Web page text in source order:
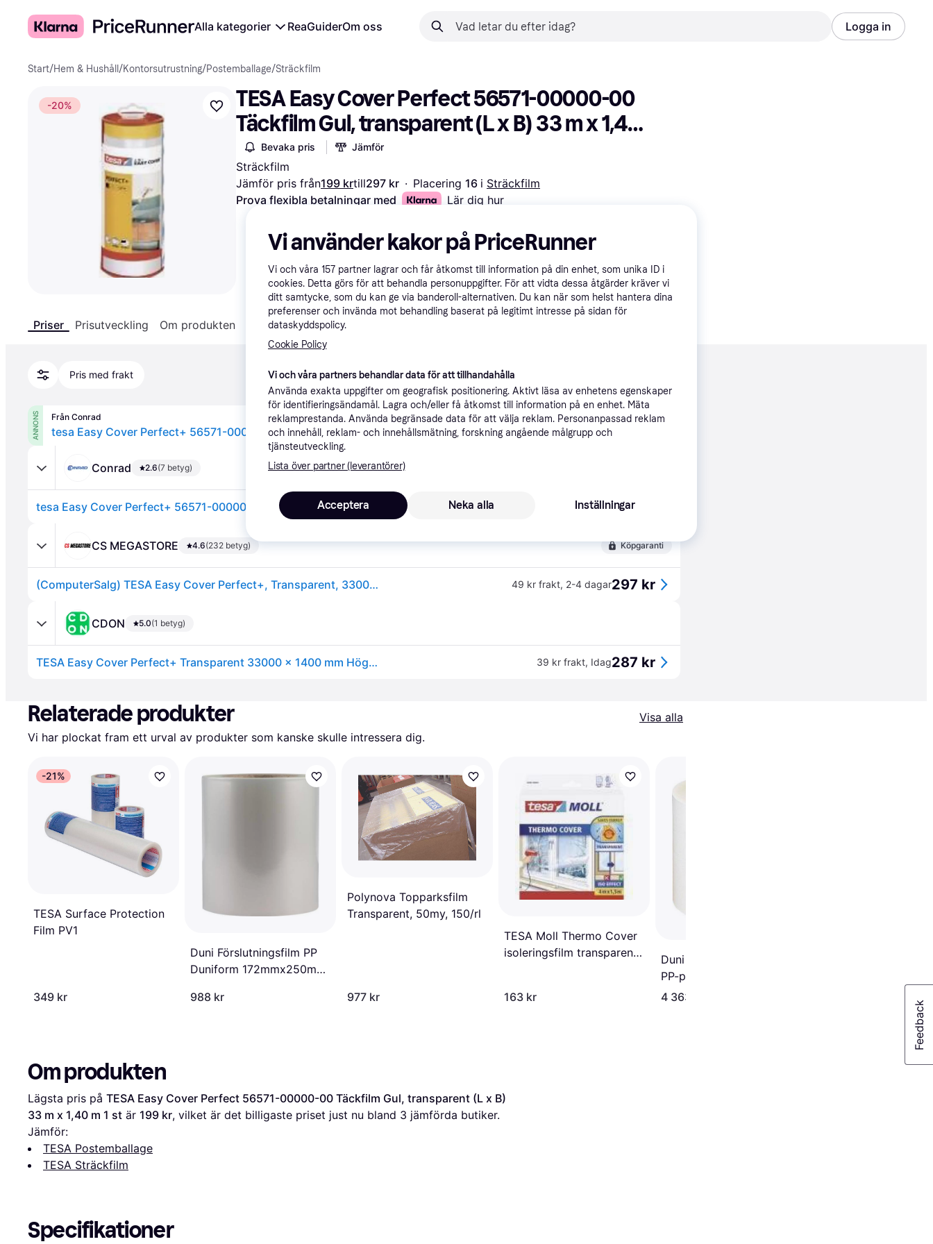
Alla kategorier ReaGuiderOm oss Logga in
Start/Hem & Hushåll /Kontorsutrustning/Postemballage/Sträckfilm
-20%
TESA Easy Cover Perfect 56571-00000-00
Täckfilm Gul, transparent (L x B) 33 m x 1,40
m 1 st
Bevaka pris Jämför
Sträckfilm
Jämför pris från199 krtill297 kr · Placering 16 i Sträckfilm
Prova flexibla betalningar med
Lär dig hur
Priser Prisutveckling Om produkten Specifikationer
Pris med frakt
ANNONS Från Conrad
tesa Easy Cover Perfect+ 56571-00000-00 Täckfolie Gul, Transparent (L x B) 33 m x 1.40 m 1 st 99 kr frakt199 kr
Conrad 2.6(7 betyg)
99 kr frakt199 kr
CS MEGASTORE 4.6(232 betyg) Köpgaranti
(ComputerSalg) TESA Easy Cover Perfect+, Transparent, 33000 x 1400 mm, Högdensitetspolyeten (HDPE), 1 styck 49 kr frakt, 2-4 dagar297 kr
CDON 5.0(1 betyg)
TESA Easy Cover Perfect+ Transparent 33000 x 1400 mm Högdensitetspolyeten (HDPE) 39 kr frakt, Idag287 kr
Relaterade produkter
Visa alla
Vi har plockat fram ett urval av produkter som kanske skulle intressera dig.
-21%
TESA Surface Protection
Film PV1
349 kr
Duni Förslutningsfilm PP
Duniform 172mmx250m
988 kr
Polynova Topparksfilm
Transparent, 50my, 150/rl
977 kr
TESA Moll Thermo Cover
isoleringsfilm transparent
163 kr
Duni form Förseglingsfilm,
PP-plast, 380x500mm
4 363 kr
Om produkten
Lägsta pris på TESA Easy Cover Perfect 56571-00000-00 Täckfilm Gul, transparent (L x B)
33 m x 1,40 m 1 st är 199 kr, vilket är det billigaste priset just nu bland 3 jämförda butiker.
Jämför:
TESA Postemballage
TESA Sträckfilm
Specifikationer
Vi använder kakor på PriceRunner
Vi och våra 157 partner lagrar och får åtkomst till information på din enhet, som unika ID i
cookies. Detta görs för att behandla personuppgifter. För att vidta dessa åtgärder kräver vi
ditt samtycke, som du kan ge via banderoll-alternativen. Du kan när som helst hantera dina
preferenser och invända mot behandling baserat på legitimt intresse på sidan för
dataskyddspolicy.
Cookie Policy
Vi och våra partners behandlar data för att tillhandahålla
Använda exakta uppgifter om geografisk positionering. Aktivt läsa av enhetens egenskaper
för identifieringsändamål. Lagra och/eller få åtkomst till information på en enhet. Mäta
reklamprestanda. Använda begränsade data för att välja reklam. Personanpassad reklam
och innehåll, reklam- och innehållsmätning, forskning angående målgrupp och
tjänsteutveckling.
Lista över partner (leverantörer)
Neka alla
Acceptera Inställningar